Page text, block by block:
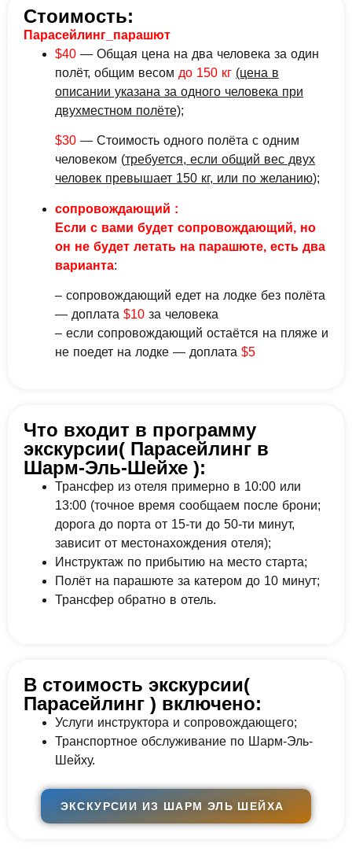
Стоимость:
Парасейлинг_парашют
$40 — Общая цена на два человека за один
полёт, общим весом до 150 кг (цена в
описании указана за одного человека при
двухместном полёте);
$30 — Стоимость одного полёта с одним
человеком (требуется, если общий вес двух
человек превышает 150 кг, или по желанию);
сопровождающий :
Если с вами будет сопровождающий, но
он не будет летать на парашюте, есть два
варианта:
– сопровождающий едет на лодке без полёта
— доплата $10 за человека
– если сопровождающий остаётся на пляже и
не поедет на лодке — доплата $5
Что входит в программу
экскурсии( Парасейлинг в
Шарм-Эль-Шейхе ):
Трансфер из отеля примерно в 10:00 или
13:00 (точное время сообщаем после брони;
дорога до порта от 15-ти до 50-ти минут,
зависит от местонахождения отеля);
Инструктаж по прибытию на место старта;
Полёт на парашюте за катером до 10 минут;
Трансфер обратно в отель.
В стоимость экскурсии(
Парасейлинг ) включено:
Услуги инструктора и сопровождающего;
Транспортное обслуживание по Шарм-Эль-
Шейху.
ЭКСКУРСИИ ИЗ ШАРМ ЭЛЬ ШЕЙХА